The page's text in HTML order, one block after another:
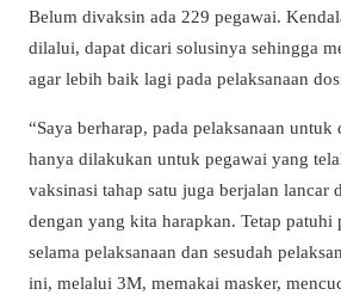
Belum divaksin ada 229 pegawai.
dilalui, dapat dicari solusinya sehingga
agar lebih baik lagi pada pelaksanaan
“Saya berharap, pada pelaksanaan
hanya dilakukan untuk pegawai yang
vaksinasi tahap satu juga berjalan lancar
dengan yang kita harapkan. Tetap patuhi
selama pelaksanaan dan sesudah
ini, melalui 3M, memakai masker,